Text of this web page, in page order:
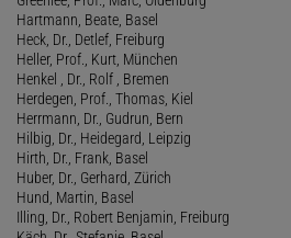
Hartmann, Beate, Basel
Heck, Dr., Detlef, Freiburg
Heller, Prof., Kurt, München
Henkel , Dr., Rolf , Bremen
Herdegen, Prof., Thomas, Kiel
Herrmann, Dr., Gudrun, Bern
Hilbig, Dr., Heidegard, Leipzig
Hirth, Dr., Frank, Basel
Huber, Dr., Gerhard, Zürich
Hund, Martin, Basel
Illing, Dr., Robert Benjamin, Freiburg